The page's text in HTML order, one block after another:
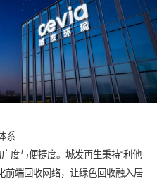
系
度与便捷度。城发再生秉持“利他
前端回收网络，让绿色回收融入居